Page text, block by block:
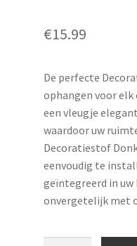
€15.99
De perfecte
ophangen voor
een vleugje
waardoor uw
Decoratiestof
eenvoudig te
geïntegreerd in uw
onvergetelijk met